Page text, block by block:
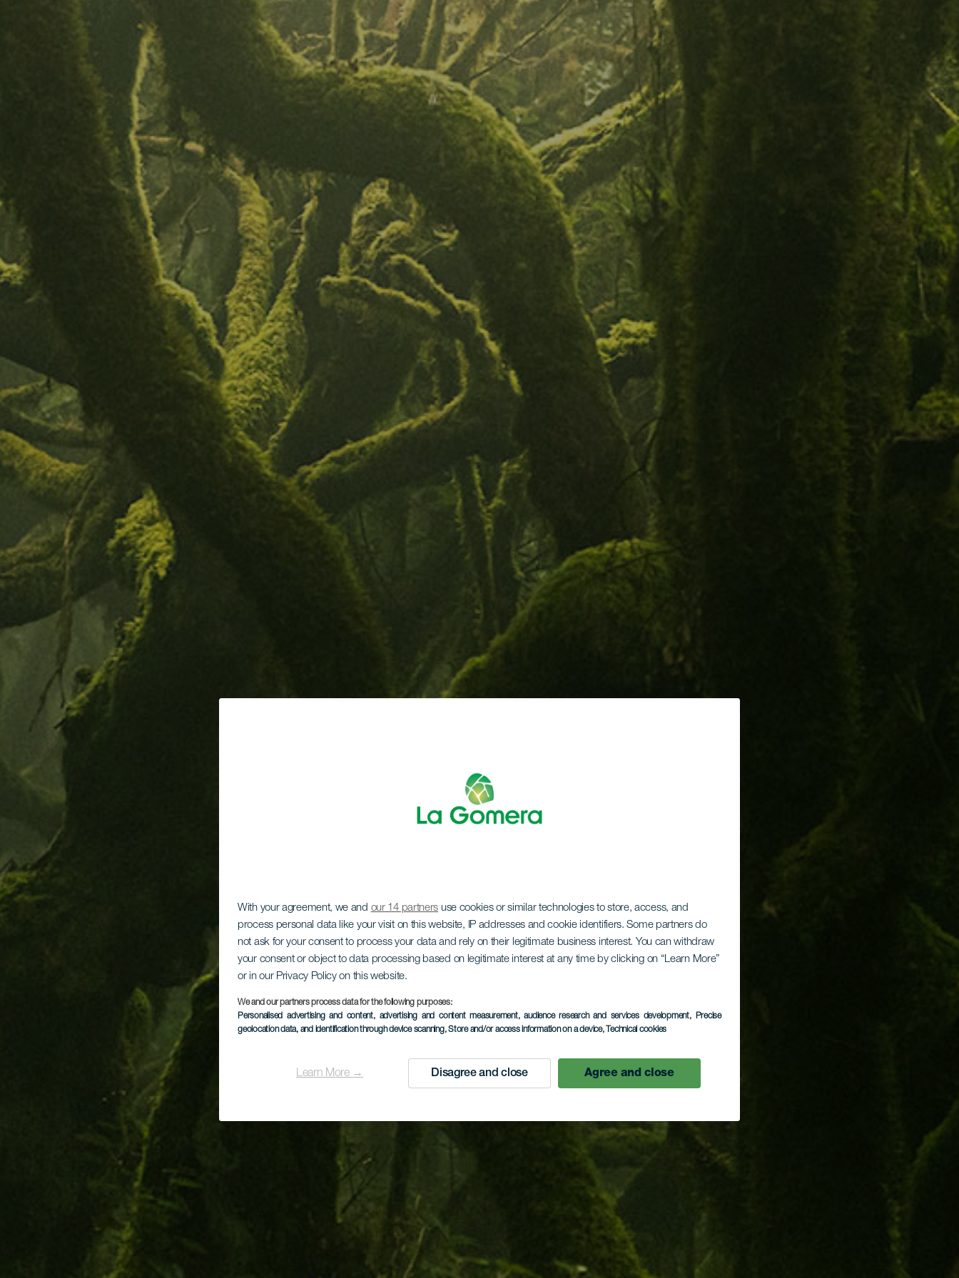
With your agreement, we and our 14 partners use cookies or similar technologies to store, access, and
process personal data like your visit on this website, IP addresses and cookie identifiers. Some partners do
not ask for your consent to process your data and rely on their legitimate business interest. You can withdraw
your consent or object to data processing based on legitimate interest at any time by clicking on “Learn More”
or in our Privacy Policy on this website.
We and our partners process data for the following purposes:
Personalised advertising and content, advertising and content measurement, audience research and services development, Precise
geolocation data, and identification through device scanning, Store and/or access information on a device, Technical cookies
Learn More → Disagree and close Agree and close